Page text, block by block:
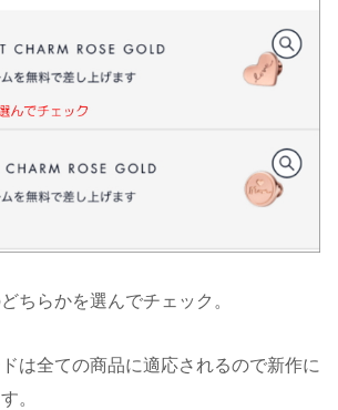
ちらかを選んでチェック。
は全ての商品に適応されるので新作に
。